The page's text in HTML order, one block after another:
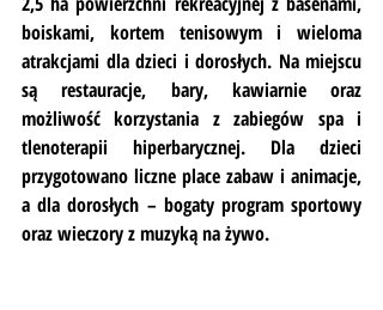
boiskami, kortem tenisowym i wieloma
atrakcjami dla dzieci i dorosłych. Na miejscu
są restauracje, bary, kawiarnie oraz
możliwość korzystania z zabiegów spa i
tlenoterapii hiperbarycznej. Dla dzieci
przygotowano liczne place zabaw i animacje,
a dla dorosłych – bogaty program sportowy
oraz wieczory z muzyką na żywo.